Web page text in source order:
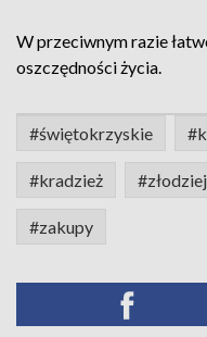
W przeciwnym razie
oszczędności życia.
#świętokrzyskie
#kradzież #złodziej
#zakupy